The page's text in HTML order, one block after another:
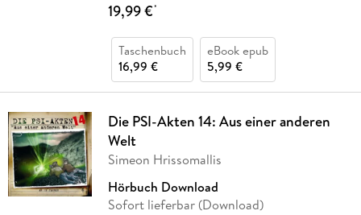
19,99 €*
Taschenbuch
16,99 €
eBook epub
5,99 €
Die PSI-Akten 14: Aus einer anderen
Welt
Simeon Hrissomallis
Hörbuch Download
Sofort lieferbar (Download)